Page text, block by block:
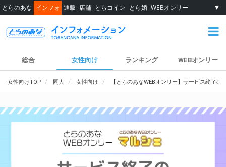
とらのあな インフォ 通販 店舗 とらコイン とら婚 WEBオンリー ▼
総合 女性向け ランキング WEBオンリー
女性向けTOP 同人 女性向け 【とらのあなWEBオンリー】サービス終了の